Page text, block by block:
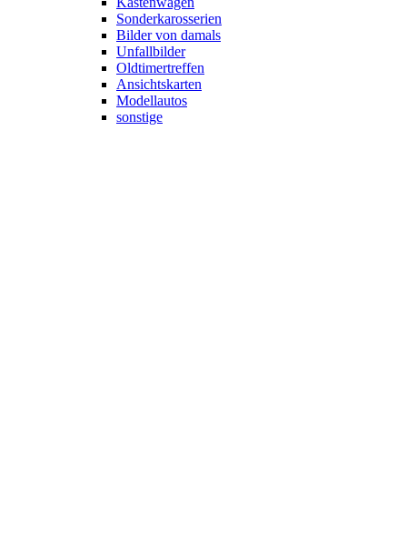
Sonderkarosserien
Bilder von damals
Unfallbilder
Oldtimertreffen
Ansichtskarten
Modellautos
sonstige